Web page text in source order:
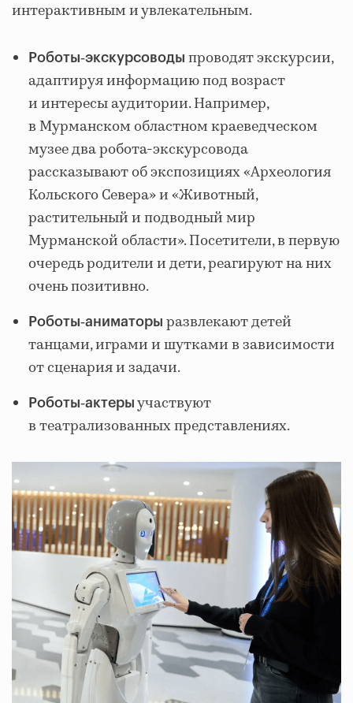
интерактивным и увлекательным.
Роботы‑экскурсоводы проводят экскурсии,
адаптируя информацию под возраст
и интересы аудитории. Например,
в Мурманском областном краеведческом
музее два робота‑экскурсовода
рассказывают об экспозициях «Археология
Кольского Севера» и «Животный,
растительный и подводный мир
Мурманской области». Посетители, в первую
очередь родители и дети, реагируют на них
очень позитивно.
Роботы‑аниматоры развлекают детей
танцами, играми и шутками в зависимости
от сценария и задачи.
Роботы‑актеры участвуют
в театрализованных представлениях.